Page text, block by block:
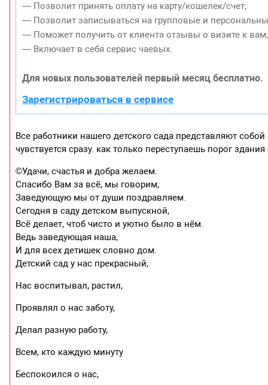
— Позволит принять оплату на карту/кошелек/счет;
— Позволит записываться на групповые и
— Поможет получить от клиента отзывы о визите к вам;
— Включает в себя сервис чаевых.
Для новых пользователей первый месяц бесплатно.
Зарегистрироваться в сервисе
Все работники нашего детского сада представляют
чувствуется сразу. как только переступаешь порог здания
©Удачи, счастья и добра желаем.
Спасибо Вам за всё, мы говорим,
Заведующую мы от души поздравляем.
Сегодня в саду детском выпускной,
Всё делает, чтоб чисто и уютно было в нём.
Ведь заведующая наша,
И для всех детишек словно дом.
Детский сад у нас прекрасный,
Нас воспитывал, растил,
Проявлял о нас заботу,
Делал разную работу,
Всем, кто каждую минуту
Беспокоился о нас,